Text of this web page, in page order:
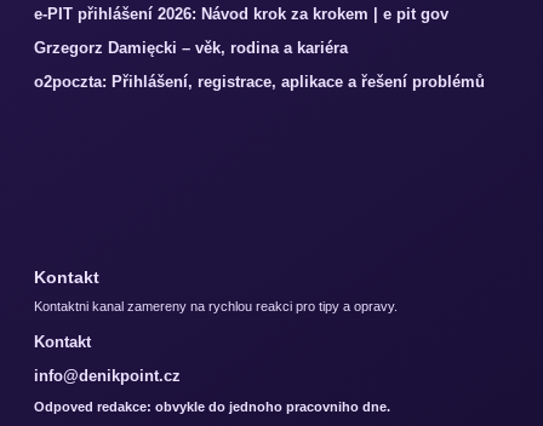
e-PIT přihlášení 2026: Návod krok za krokem | e pit gov
Grzegorz Damięcki – věk, rodina a kariéra
o2poczta: Přihlášení, registrace, aplikace a řešení problémů
Kontakt
Kontaktni kanal zamereny na rychlou reakci pro tipy a opravy.
Kontakt
info@denikpoint.cz
Odpoved redakce: obvykle do jednoho pracovniho dne.